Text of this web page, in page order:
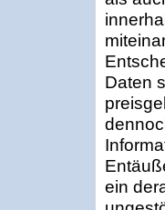
Daten
ein